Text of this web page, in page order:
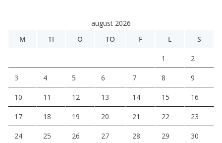
august 2026
M
TI O TO F L S
1 2
3 4 5 6 7 8 9
10 11 12 13 14 15 16
17 18 19 20 21 22 23
24 25 26 27 28 29 30